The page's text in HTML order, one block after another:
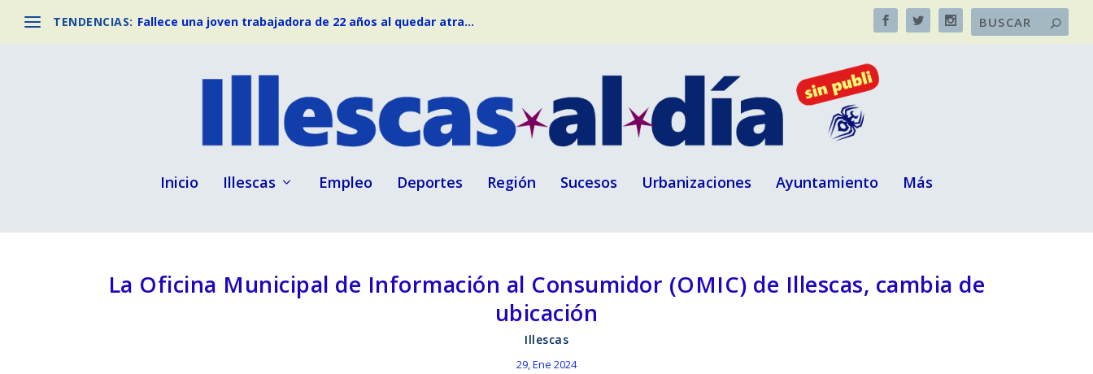
TENDENCIAS: Fallece una joven trabajadora de 22 años al quedar atra...
Inicio Illescas Empleo Deportes Región Sucesos Urbanizaciones Ayuntamiento Más
La Oficina Municipal de Información al Consumidor (OMIC) de Illescas, cambia de
ubicación
Illescas
29, Ene 2024